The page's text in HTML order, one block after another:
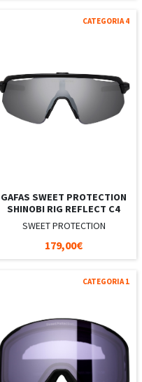
CATEGORIA 4
GAFAS SWEET PROTECTION
SHINOBI RIG REFLECT C4
SWEET PROTECTION
179,00€
CATEGORIA 1